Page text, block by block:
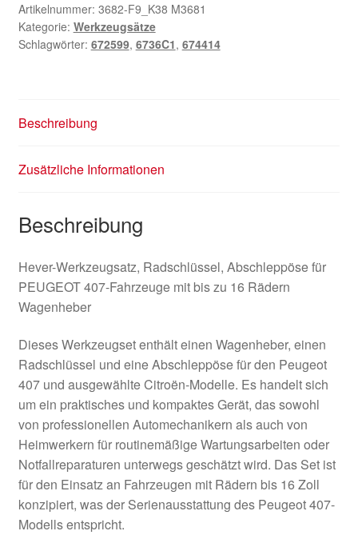
Artikelnummer: 3682-F9_K38 M3681
Kategorie: Werkzeugsätze
Schlagwörter: 672599, 6736C1, 674414
Beschreibung
Zusätzliche Informationen
Beschreibung
Hever-Werkzeugsatz, Radschlüssel, Abschleppöse für
PEUGEOT 407-Fahrzeuge mit bis zu 16 Rädern
Wagenheber
Dieses Werkzeugset enthält einen Wagenheber, einen
Radschlüssel und eine Abschleppöse für den Peugeot
407 und ausgewählte Citroën-Modelle. Es handelt sich
um ein praktisches und kompaktes Gerät, das sowohl
von professionellen Automechanikern als auch von
Heimwerkern für routinemäßige Wartungsarbeiten oder
Notfallreparaturen unterwegs geschätzt wird. Das Set ist
für den Einsatz an Fahrzeugen mit Rädern bis 16 Zoll
konzipiert, was der Serienausstattung des Peugeot 407-
Modells entspricht.